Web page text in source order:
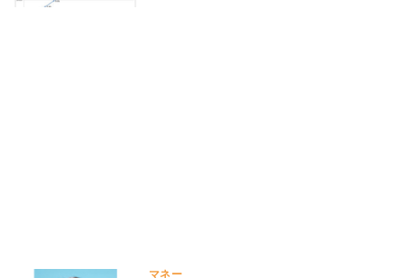
マネー